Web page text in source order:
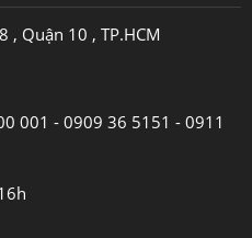
, Quận 10 , TP.HCM
001 - 0909 36 5151 - 0911